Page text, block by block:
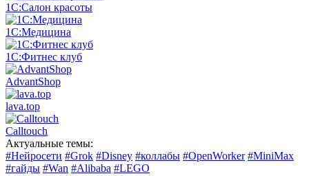
1С:Салон красоты
1С:Медицина
1С:Фитнес клуб
AdvantShop
lava.top
Calltouch
Актуальные темы:
#Нейросети #Grok #Disney #коллабы #OpenWorker #MiniMax
#гайды #Wan #Alibaba #LEGO